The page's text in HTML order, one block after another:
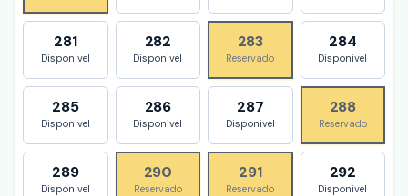
281
Disponivel
282
Disponivel
283
Reservado
284
Disponivel
285
Disponivel
286
Disponivel
287
Disponivel
288
Reservado
289
Disponivel
290
Reservado
291
Reservado
292
Disponivel